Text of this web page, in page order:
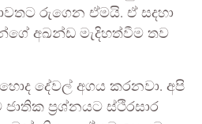
රුගෙන ඒමයි. ඒ සදහා
අඛන්ඩ මැදිහත්වීම තව
දේවල් අගය කරනවා. අපි
ප්‍රශ්නයට ස්ථිරසාර